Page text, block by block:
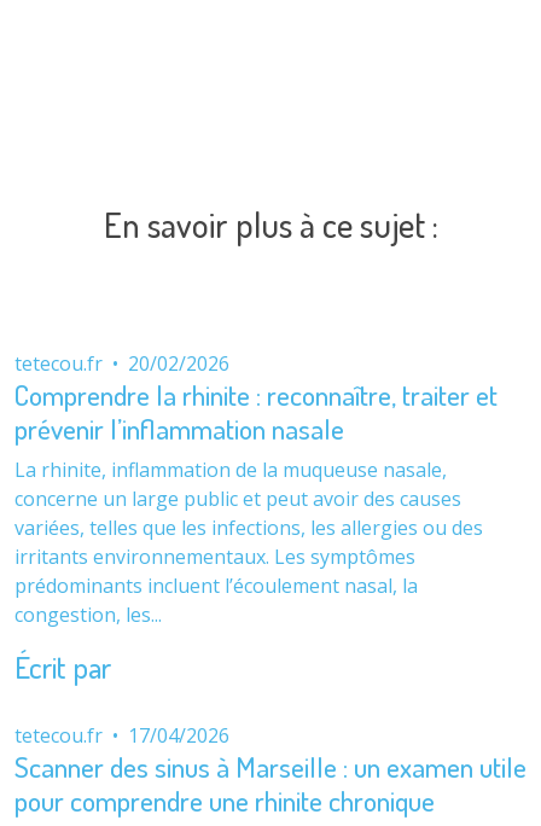
En savoir plus à ce sujet :
tetecou.fr • 20/02/2026
Comprendre la rhinite : reconnaître, traiter et
prévenir l’inflammation nasale
La rhinite, inflammation de la muqueuse nasale,
concerne un large public et peut avoir des causes
variées, telles que les infections, les allergies ou des
irritants environnementaux. Les symptômes
prédominants incluent l’écoulement nasal, la
congestion, les...
Écrit par
tetecou.fr • 17/04/2026
Scanner des sinus à Marseille : un examen utile
pour comprendre une rhinite chronique